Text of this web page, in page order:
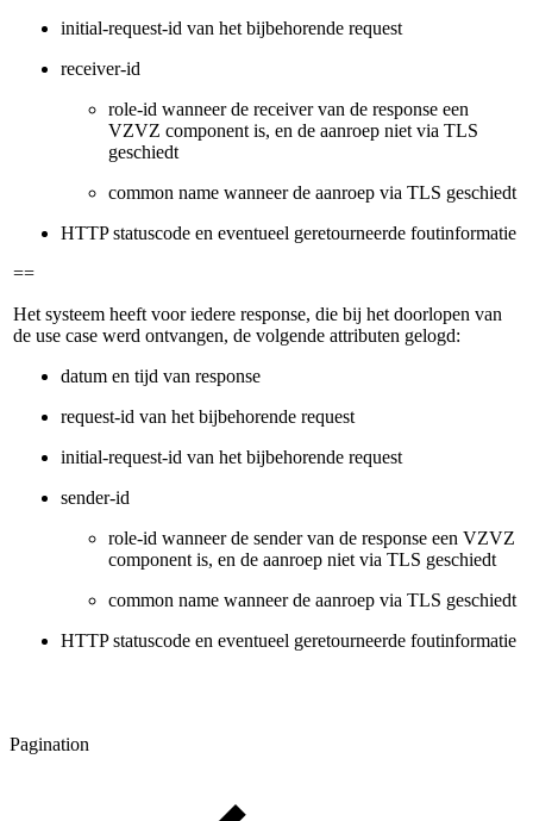
initial-request-id van het bijbehorende request
receiver-id
role-id wanneer de receiver van de response een
VZVZ component is, en de aanroep niet via TLS
geschiedt
common name wanneer de aanroep via TLS geschiedt
HTTP statuscode en eventueel geretourneerde foutinformatie
==
Het systeem heeft voor iedere response, die bij het doorlopen van
de use case werd ontvangen, de volgende attributen gelogd:
datum en tijd van response
request-id van het bijbehorende request
initial-request-id van het bijbehorende request
sender-id
role-id wanneer de sender van de response een VZVZ
component is, en de aanroep niet via TLS geschiedt
common name wanneer de aanroep via TLS geschiedt
HTTP statuscode en eventueel geretourneerde foutinformatie
Pagination